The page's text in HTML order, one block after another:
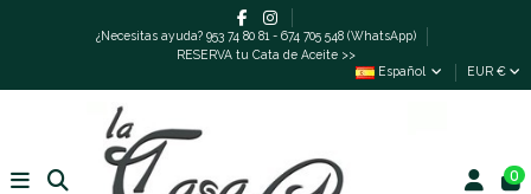
¿Necesitas ayuda? 953 74 80 81 - 674 705 548 (WhatsApp)
RESERVA tu Cata de Aceite >>
Español
EUR €
0